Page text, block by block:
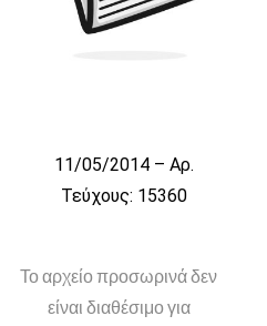
11/05/2014 – Αρ.
Τεύχους: 15360
Το αρχείο προσωρινά δεν
είναι διαθέσιμο για